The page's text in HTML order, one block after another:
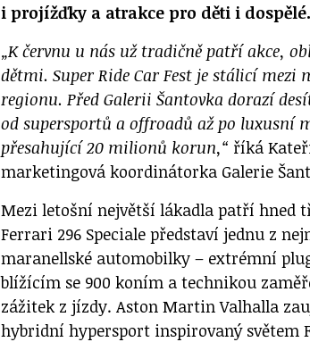
i projížďky a atrakce pro děti i dospělé.
„K červnu u nás už tradičně patří akce,
dětmi. Super Ride Car Fest je stálicí
regionu. Před Galerii Šantovka dorazí
od supersportů a offroadů až po luxusní
přesahující 20 milionů korun,“ říká
marketingová koordinátorka Galerie
Mezi letošní největší lákadla patří hned
Ferrari 296 Speciale představí jednu z
maranellské automobilky – extrémní
blížícím se 900 koním a technikou
zážitek z jízdy. Aston Martin Valhalla
hybridní hypersport inspirovaný světem